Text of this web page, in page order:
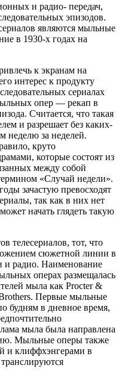
и радио- передач,
эпизодов.
являются мыльные
в 1930-х годах на
к экранам на
интерес к продукту
сериалах
опер — рекап в
Считается, что такая
и разрешает без каких-
неделю за неделей.
круто
которые состоят из
между собой
«Случай недели».
зачастую превосходят
так как в них нет
начать глядеть такую
телесериалов, тот, что
сюжетной линии в
и радио. Наименование
операх размещалась
мыла как Procter &
Первые мыльные
будням в дневное время,
мыла была направлена
Мыльные оперы также
и клиффхэнгерами в